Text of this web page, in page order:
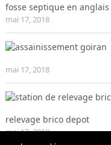
fosse septique en anglais
mai 17, 2018
mai 17, 2018
relevage brico depot
mai 17, 2018